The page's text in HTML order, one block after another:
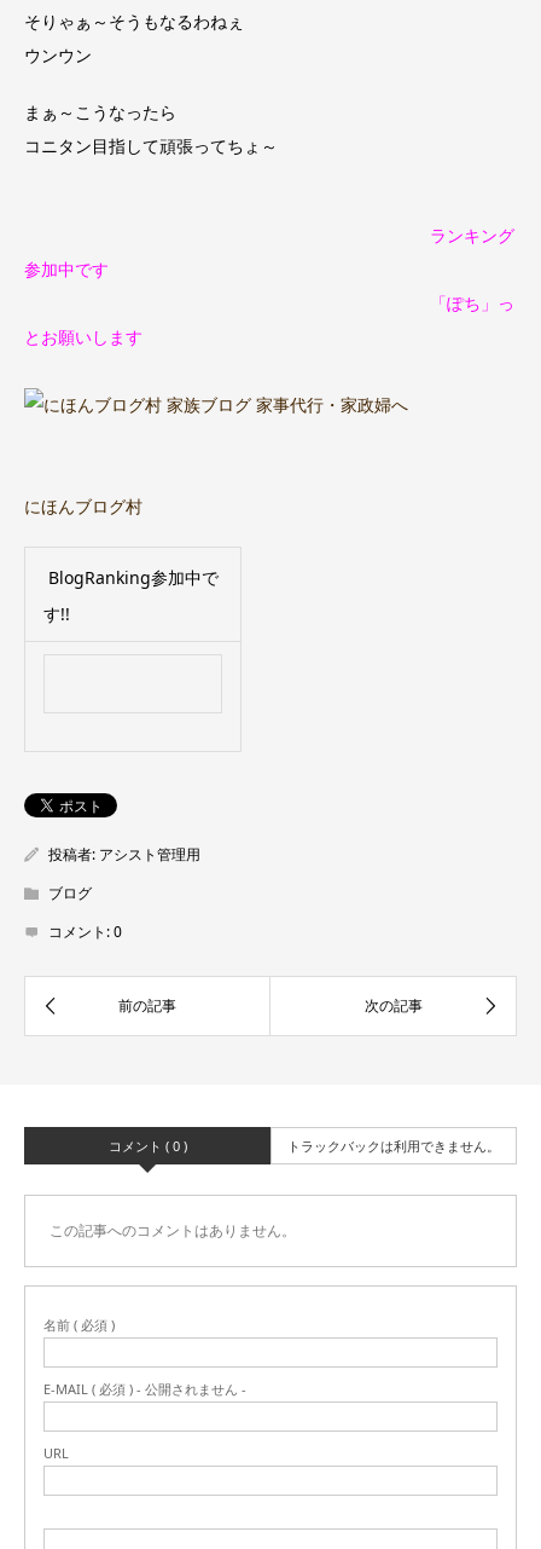
そりゃぁ～ そうもなるわねぇ
ウンウン
まぁ～ こうなったら
コニタン目指して頑張ってちょ～
ランキング
参加中です
「ぽち」っ
とお願いします
にほんブログ村
BlogRanking参加中で
す!!
投稿者: アシスト管理用
ブログ
コメント:0
コメント ( 0 ) トラックバックは利用できません。
この記事へのコメントはありません。
名前 ( 必須 )
E-MAIL ( 必須 ) - 公開されません -
URL